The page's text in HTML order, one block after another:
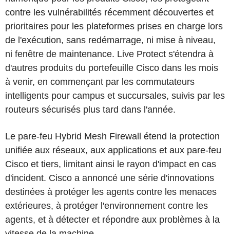
contre les vulnérabilités récemment découvertes et
prioritaires pour les plateformes prises en charge lors
de l'exécution, sans redémarrage, ni mise à niveau,
ni fenêtre de maintenance. Live Protect s'étendra à
d'autres produits du portefeuille Cisco dans les mois
à venir, en commençant par les commutateurs
intelligents pour campus et succursales, suivis par les
routeurs sécurisés plus tard dans l'année.
Le pare-feu Hybrid Mesh Firewall étend la protection
unifiée aux réseaux, aux applications et aux pare-feu
Cisco et tiers, limitant ainsi le rayon d'impact en cas
d'incident. Cisco a annoncé une série d'innovations
destinées à protéger les agents contre les menaces
extérieures, à protéger l'environnement contre les
agents, et à détecter et répondre aux problèmes à la